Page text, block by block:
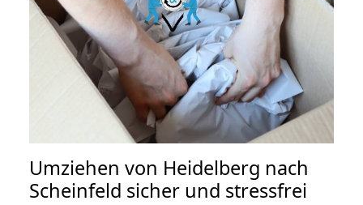
Umziehen von Heidelberg nach
Scheinfeld sicher und stressfrei